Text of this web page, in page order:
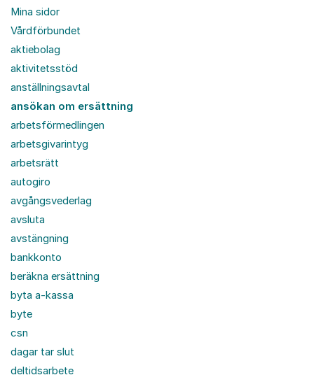
Mina sidor
Vårdförbundet
aktiebolag
aktivitetsstöd
anställningsavtal
ansökan om ersättning
arbetsförmedlingen
arbetsgivarintyg
arbetsrätt
autogiro
avgångsvederlag
avsluta
avstängning
bankkonto
beräkna ersättning
byta a-kassa
byte
csn
dagar tar slut
deltidsarbete